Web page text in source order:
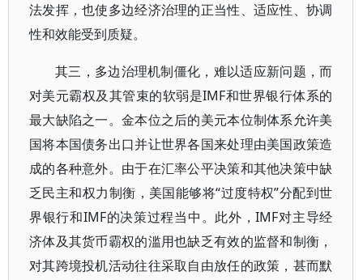
法发挥，也使多边经济治理的正当性、适应性、协调
性和效能受到质疑。
其三，多边治理机制僵化，难以适应新问题，而
对美元霸权及其管束的软弱是IMF和世界银行体系的
最大缺陷之一。金本位之后的美元本位制体系允许美
国将本国债务出口并让世界各国来处理由美国政策造
成的各种意外。由于在汇率公平决策和其他决策中缺
乏民主和权力制衡，美国能够将“过度特权”分配到世
界银行和IMF的决策过程当中。此外，IMF对主导经
济体及其货币霸权的滥用也缺乏有效的监督和制衡，
对其跨境投机活动往往采取自由放任的政策，甚而默